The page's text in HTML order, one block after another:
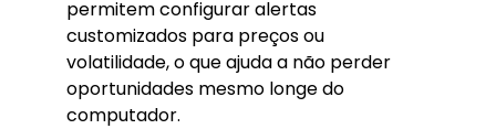
permitem configurar alertas
customizados para preços ou
volatilidade, o que ajuda a não perder
oportunidades mesmo longe do
computador.